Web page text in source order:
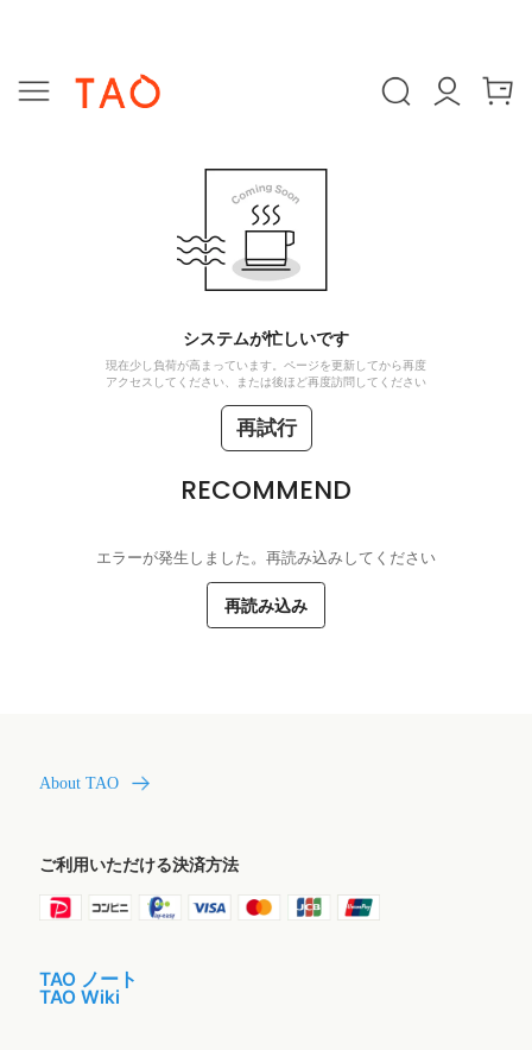
システムが忙しいです
現在少し負荷が高まっています。ページを更新してから再度
アクセスしてください、または後ほど再度訪問してください
再試行
RECOMMEND
エラーが発生しました。再読み込みしてください
再読み込み
About TAO
ご利用いただける決済方法
TAO ノート
TAO Wiki